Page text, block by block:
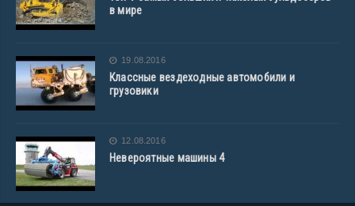
в мире
19.08.2016
Классные вездеходные автомобили и
грузовики
12.08.2016
Невероятные машины 4